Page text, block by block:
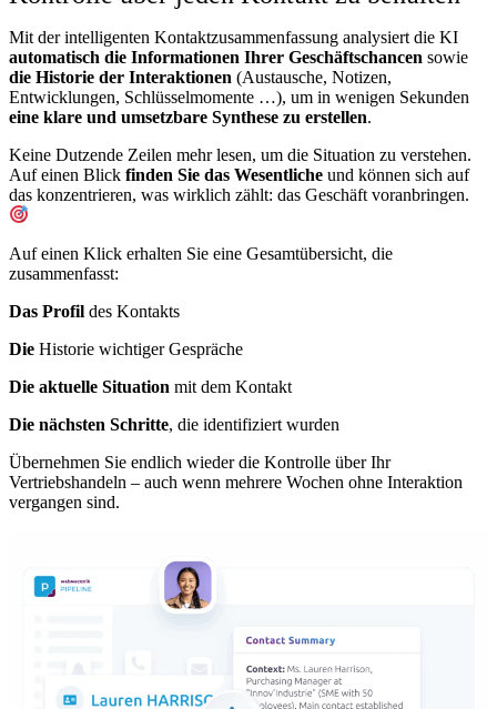
Mit der intelligenten Kontaktzusammenfassung analysiert die KI
automatisch die Informationen Ihrer Geschäftschancen sowie
die Historie der Interaktionen (Austausche, Notizen,
Entwicklungen, Schlüsselmomente …), um in wenigen Sekunden
eine klare und umsetzbare Synthese zu erstellen.
Keine Dutzende Zeilen mehr lesen, um die Situation zu verstehen.
Auf einen Blick finden Sie das Wesentliche und können sich auf
das konzentrieren, was wirklich zählt: das Geschäft voranbringen.
Auf einen Klick erhalten Sie eine Gesamtübersicht, die
zusammenfasst:
Das Profil des Kontakts
Die Historie wichtiger Gespräche
Die aktuelle Situation mit dem Kontakt
Die nächsten Schritte, die identifiziert wurden
Übernehmen Sie endlich wieder die Kontrolle über Ihr
Vertriebshandeln – auch wenn mehrere Wochen ohne Interaktion
vergangen sind.